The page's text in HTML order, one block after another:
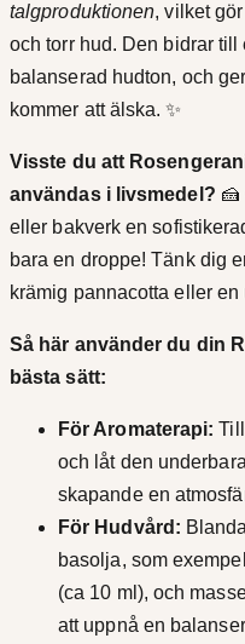
r
talgproduktionen, vilket
och torr hud. Den bidrar
balanserad hudton, och
kommer att älska. ✨
Visste du att
användas i livsmedel? 🍰
eller bakverk en
bara en droppe! Tänk dig
krämig pannacotta eller
Så här använder du din
bästa sätt:
För Aromaterapi:
och låt den
skapande en
För Hudvård:
basolja, som
(ca 10 ml), och
att uppnå en